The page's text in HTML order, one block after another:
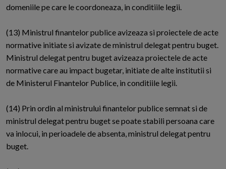
domeniile pe care le coordoneaza, in conditiile legii.
(13) Ministrul finantelor publice avizeaza si proiectele de acte
normative initiate si avizate de ministrul delegat pentru buget.
Ministrul delegat pentru buget avizeaza proiectele de acte
normative care au impact bugetar, initiate de alte institutii si
de Ministerul Finantelor Publice, in conditiile legii.
(14) Prin ordin al ministrului finantelor publice semnat si de
ministrul delegat pentru buget se poate stabili persoana care
va inlocui, in perioadele de absenta, ministrul delegat pentru
buget.